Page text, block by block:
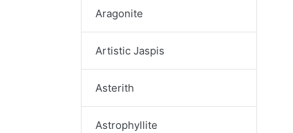
Aragonite
Artistic Jaspis
Asterith
Astrophyllite